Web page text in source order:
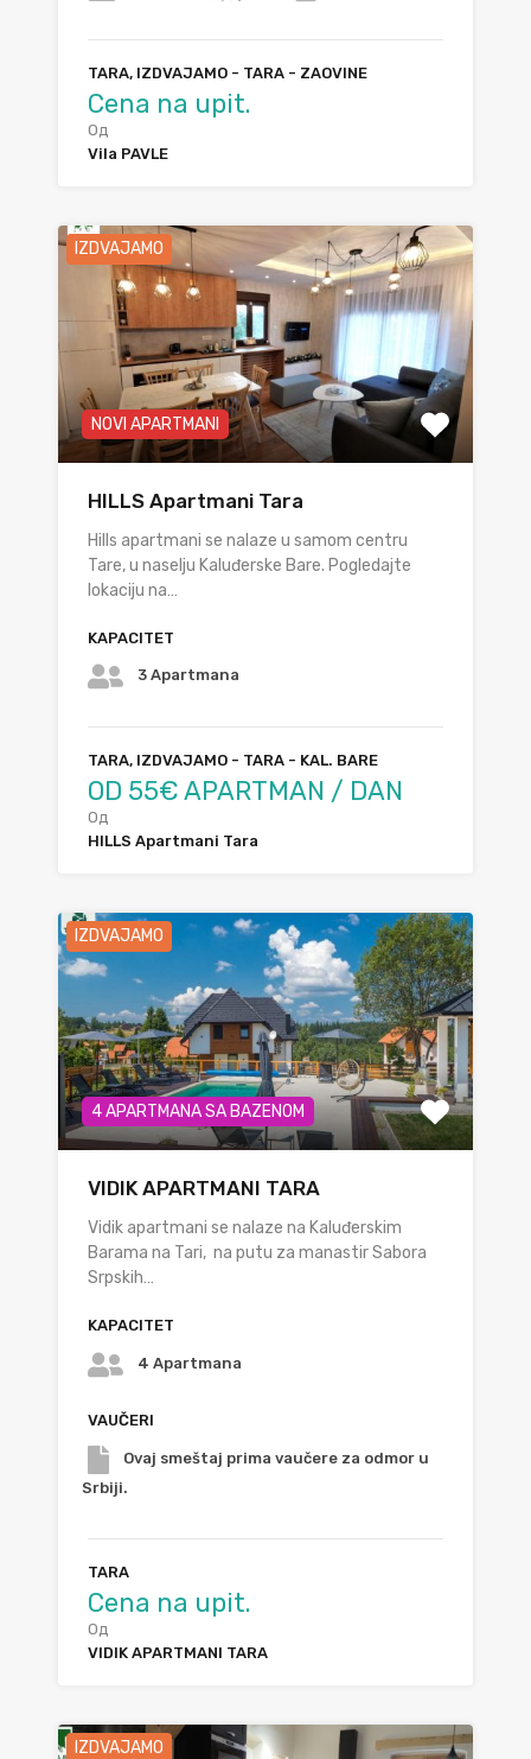
TARA, IZDVAJAMO - TARA - ZAOVINE
Cena na upit.
Од
Vila PAVLE
IZDVAJAMO
NOVI APARTMANI
HILLS Apartmani Tara
Hills apartmani se nalaze u samom centru
Tare, u naselju Kaluđerske Bare. Pogledajte
lokaciju na…
KAPACITET
3 Apartmana
TARA, IZDVAJAMO - TARA - KAL. BARE
OD 55€ APARTMAN / DAN
Од
HILLS Apartmani Tara
IZDVAJAMO
4 APARTMANA SA BAZENOM
VIDIK APARTMANI TARA
Vidik apartmani se nalaze na Kaluđerskim
Barama na Tari, na putu za manastir Sabora
Srpskih…
KAPACITET
4 Apartmana
VAUČERI
Ovaj smeštaj prima vaučere za odmor u
Srbiji.
TARA
Cena na upit.
Од
VIDIK APARTMANI TARA
IZDVAJAMO